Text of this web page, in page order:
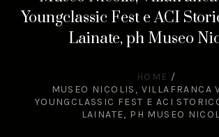
Youngclassic Fest e ACI
Lainate, ph Museo
HOME /
MUSEO NICOLIS, VILLAFRANCA
YOUNGCLASSIC FEST E ACI
LAINATE, PH MUSEO